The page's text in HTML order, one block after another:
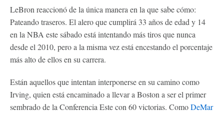
LeBron reaccionó de la única manera en la que sabe cómo:
Pateando traseros. El alero que cumplirá 33 años de edad y 14
en la NBA este sábado está intentando más tiros que nunca
desde el 2010, pero a la misma vez está encestando el porcentaje
más alto de ellos en su carrera.
Están aquellos que intentan interponerse en su camino como
Irving, quien está encaminado a llevar a Boston a ser el primer
sembrado de la Conferencia Este con 60 victorias. ComoDeMar